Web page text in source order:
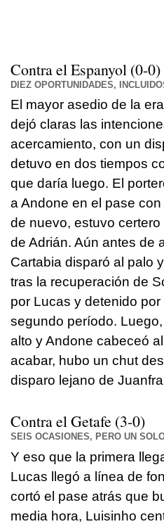
Contra el Espanyol (0-0)
DIEZ OPORTUNIDADES,
El mayor asedio de la
dejó claras las
acercamiento, con un
detuvo en dos tiempos
que daría luego. El
a Andone en el pase
de nuevo, estuvo
de Adrián. Aún antes de
Cartabia disparó al palo
tras la recuperación de
por Lucas y detenido por
segundo período.
alto y Andone cabeceó
acabar, hubo un chut
disparo lejano de
Contra el Getafe (3-0)
SEIS OCASIONES, PERO UN
Y eso que la primera
Lucas llegó a línea de
cortó el pase atrás que
media hora, Luisinho